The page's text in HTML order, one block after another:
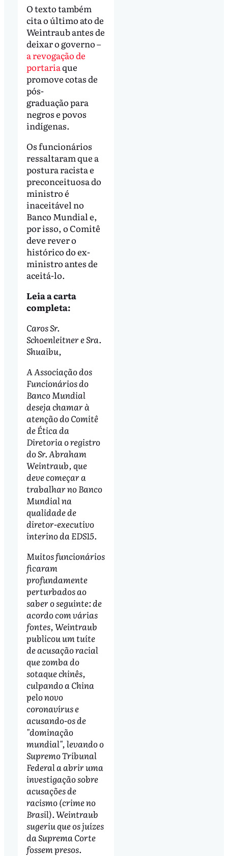
O texto também
cita o último ato de
Weintraub antes de
deixar o governo –
a revogação de
portariaque
promove cotas de
pós-
graduação para
negros e povos
indígenas.
Os funcionários
ressaltaram que a
postura racista e
preconceituosa do
ministro é
inaceitável no
Banco Mundial e,
por isso, o Comitê
deve rever o
histórico do ex-
ministro antes de
aceitá-lo.
Leia a carta
completa:
Caros Sr.
Schoenleitner e Sra.
Shuaibu,
A Associação dos
Funcionários do
Banco Mundial
deseja chamar à
atenção do Comitê
de Ética da
Diretoria o registro
do Sr. Abraham
Weintraub, que
deve começar a
trabalhar no Banco
Mundial na
qualidade de
diretor-executivo
interino da EDS15.
Muitos funcionários
ficaram
profundamente
perturbados ao
saber o seguinte: de
acordo com várias
fontes, Weintraub
publicou um tuíte
de acusação racial
que zomba do
sotaque chinês,
culpando a China
pelo novo
coronavírus e
acusando-os de
"dominação
mundial", levando o
Supremo Tribunal
Federal a abrir uma
investigação sobre
acusações de
racismo (crime no
Brasil). Weintraub
sugeriu que os juízes
da Suprema Corte
fossem presos.